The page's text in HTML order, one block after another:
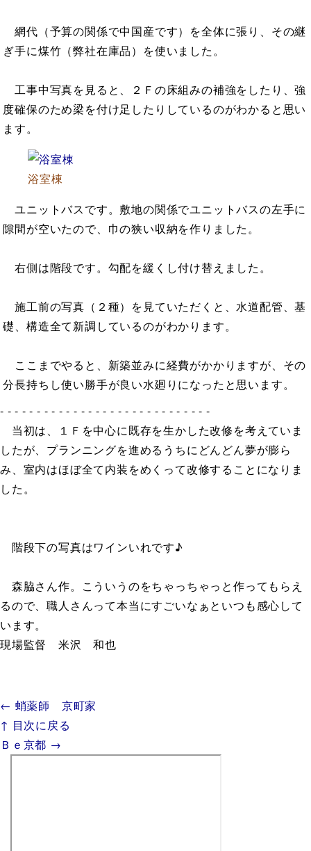
網代（予算の関係で中国産です）を全体に張り、その継
ぎ手に煤竹（弊社在庫品）を使いました。
工事中写真を見ると、２Ｆの床組みの補強をしたり、強
度確保のため梁を付け足したりしているのがわかると思い
ます。
浴室棟
ユニットバスです。敷地の関係でユニットバスの左手に
隙間が空いたので、巾の狭い収納を作りました。
右側は階段です。勾配を緩くし付け替えました。
施工前の写真（２種）を見ていただくと、水道配管、基
礎、構造全て新調しているのがわかります。
ここまでやると、新築並みに経費がかかりますが、その
分長持ちし使い勝手が良い水廻りになったと思います。
- - - - - - - - - - - - - - - - - - - - - - - - - - - - -
当初は、１Ｆを中心に既存を生かした改修を考えていま
したが、プランニングを進めるうちにどんどん夢が膨ら
み、室内はほぼ全て内装をめくって改修することになりま
した。
階段下の写真はワインいれです♪
森脇さん作。こういうのをちゃっちゃっと作ってもらえ
るので、職人さんって本当にすごいなぁといつも感心して
います。
現場監督 米沢 和也
← 蛸薬師 京町家
↑ 目次に戻る
Ｂｅ京都 →